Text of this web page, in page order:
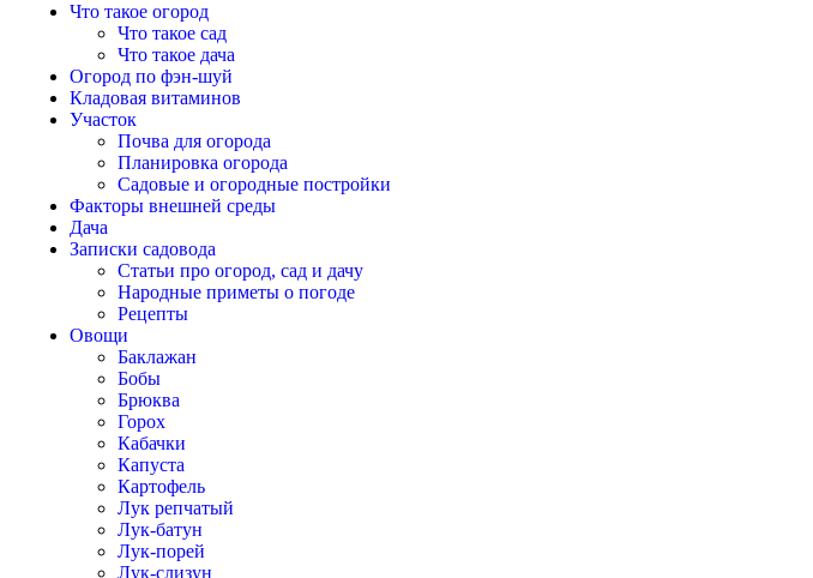
Что такое огород
Что такое сад
Что такое дача
Огород по фэн-шуй
Кладовая витаминов
Участок
Почва для огорода
Планировка огорода
Садовые и огородные постройки
Факторы внешней среды
Дача
Записки садовода
Статьи про огород, сад и дачу
Народные приметы о погоде
Рецепты
Овощи
Баклажан
Бобы
Брюква
Горох
Кабачки
Капуста
Картофель
Лук репчатый
Лук-батун
Лук-порей
Лук-слизун